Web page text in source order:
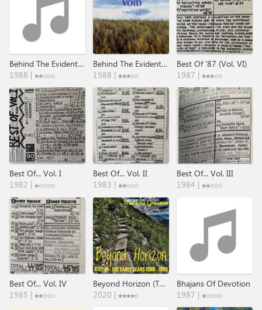
Behind The Evident Void
1988 |
Behind The Evident Void
1988 |
Best Of '87 (Vol. VI)
1987 |
Best Of... Vol. I
1982 |
Best Of... Vol. II
1983 |
Best Of... Vol. III
1984 |
Best Of... Vol. IV
1985 |
Beyond Horizon (The Early Years 1988 ​-​ 1989)
2020 |
Bhajans Of Devotion
1987 |